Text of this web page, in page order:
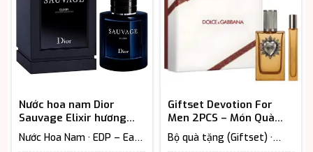
Nước hoa nam Dior
Sauvage Elixir hương
thơm nam tính
Nước Hoa Nam · EDP – Eau
Giftset Devotion For
Men 2PCS – Món Quà
Lịch Lãm Dành Cho Quý
Ông
Bộ quà tặng (Giftset) ·